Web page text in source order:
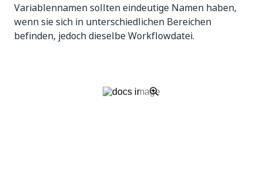
Variablennamen sollten eindeutige Namen haben,
wenn sie sich in unterschiedlichen Bereichen
befinden, jedoch dieselbe Workflowdatei.